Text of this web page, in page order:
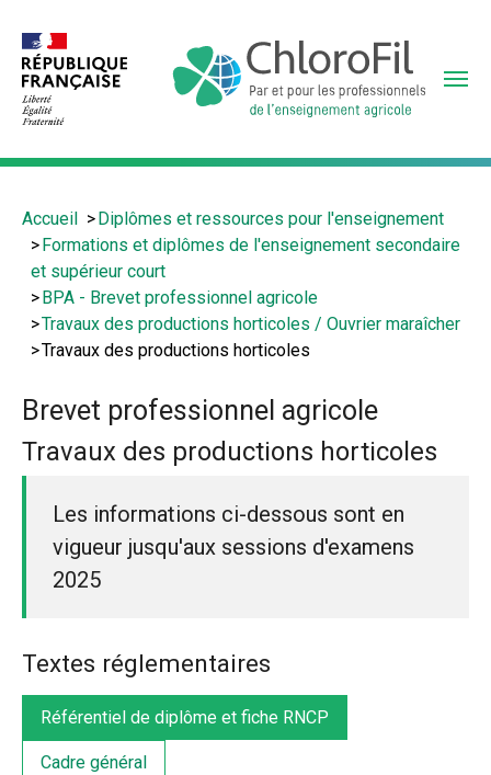
contenu
principal
Vous
êtes
Accueil
Diplômes et ressources pour l'enseignement
Formations et diplômes de l'enseignement secondaire
et supérieur court
BPA - Brevet professionnel agricole
Travaux des productions horticoles / Ouvrier maraîcher
Travaux des productions horticoles
Brevet professionnel agricole
Travaux des productions horticoles
Les informations ci-dessous sont en
vigueur jusqu'aux sessions d'examens
2025
Textes réglementaires
Référentiel de diplôme et fiche RNCP
Cadre général